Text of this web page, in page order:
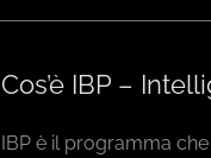
Cos’è IBP –
IBP è il programma